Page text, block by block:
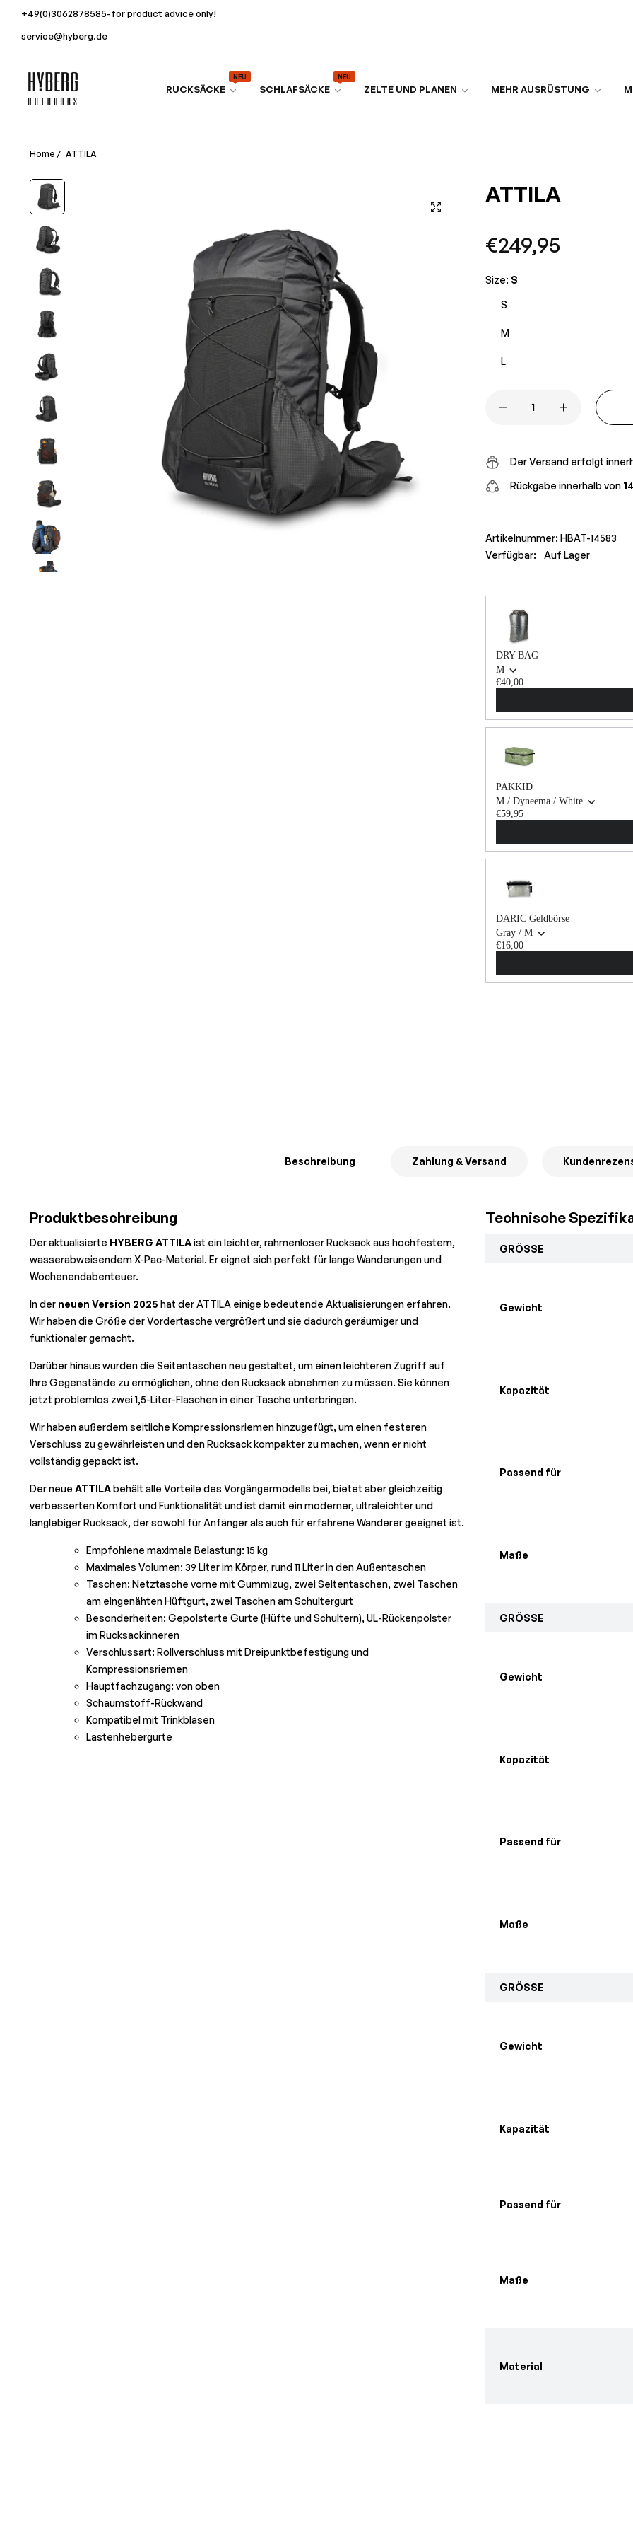
+49(0)3062878585-for product advice only!
service@hyberg.de
RUCKSÄCKE
NEU
SCHLAFSÄCKE
NEU
ZELTE UND PLANEN MEHR AUSRÜSTUNG
Home / ATTILA
ATTILA
Normaler
Preis
€249,95
Size: S
S
M
L
Der Versand erfolgt
Rückgabe innerhalb von
Artikelnummer: HBAT-14583
Verfügbar:
Auf Lager
DRY BAG
M
€40,00
PAKKID
M / Dyneema / White
€59,95
DARIC Geldbörse
Gray / M
€16,00
Beschreibung Zahlung & Versand
Produktbeschreibung
Der aktualisierte HYBERG ATTILAist ein leichter, rahmenloser Rucksack aus hochfestem,
wasserabweisendem X-Pac-Material. Er eignet sich perfekt für lange Wanderungen und
Wochenendabenteuer.
In der neuen Version 2025 hat der ATTILA einige bedeutende Aktualisierungen erfahren.
Wir haben die Größe der Vordertasche vergrößert und sie dadurch geräumiger und
funktionaler gemacht.
Darüber hinaus wurden die Seitentaschen neu gestaltet, um einen leichteren Zugriff auf
Ihre Gegenstände zu ermöglichen, ohne den Rucksack abnehmen zu müssen. Sie können
jetzt problemlos zwei 1,5-Liter-Flaschen in einer Tasche unterbringen.
Wir haben außerdem seitliche Kompressionsriemen hinzugefügt, um einen festeren
Verschluss zu gewährleisten und den Rucksack kompakter zu machen, wenn er nicht
vollständig gepackt ist.
Der neue ATTILAbehält alle Vorteile des Vorgängermodells bei, bietet aber gleichzeitig
verbesserten Komfort und Funktionalität und ist damit ein moderner, ultraleichter und
langlebiger Rucksack, der sowohl für Anfänger als auch für erfahrene Wanderer geeignet ist.
Empfohlene maximale Belastung: 15 kg
Maximales Volumen: 39 Liter im Körper, rund 11 Liter in den Außentaschen
Taschen: Netztasche vorne mit Gummizug, zwei Seitentaschen, zwei Taschen
am eingenähten Hüftgurt, zwei Taschen am Schultergurt
Besonderheiten: Gepolsterte Gurte (Hüfte und Schultern), UL-Rückenpolster
im Rucksackinneren
Verschlussart: Rollverschluss mit Dreipunktbefestigung und
Kompressionsriemen
Hauptfachzugang: von oben
Schaumstoff-Rückwand
Kompatibel mit Trinkblasen
Lastenhebergurte
Technische
GRÖSSE
Gewicht
Kapazität
Passend für
Maße
GRÖSSE
Gewicht
Kapazität
Passend für
Maße
GRÖSSE
Gewicht
Kapazität
Passend für
Maße
Material